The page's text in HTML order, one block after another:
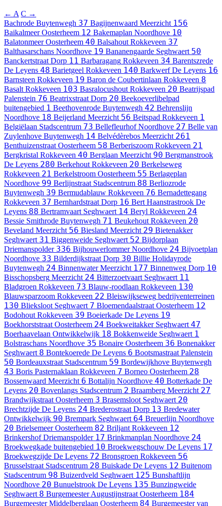
← A C →
Bachrode Buytenwegh 37 Bagijnenwaard Meerzicht 156
Baikalmeer Oosterheem 12 Bakemaplan Noordhove 10
Balatonmeer Oosterheem 40 Balsahout Rokkeveen 37
Balthasarschans Noordhove 19 Bananengaarde Seghwaert 50
Banckertstraat Dorp 11 Barbaragang Rokkeveen 34 Barentszrede
De Leyens 48 Barietgeel Rokkeveen 140 Barkwerf De Leyens 16
Barnsteen Rokkeveen 19 Baron de Coubertinlaan Rokkeveen 8
Basalt Rokkeveen 103 Basralocushout Rokkeveen 20 Beatrijspad
Palenstein 76 Beatrixstraat Dorp 20 Beekoeverlibelpad
buitengebied 1 Beethovenrode Buytenwegh 42 Behrenslijn
Noordhove 18 Beijerland Meerzicht 56 Beitspad Rokkeveen 1
Belgiëlaan Stadscentrum 73 Bellefleurhof Noordhove 27 Belle van
Zuylenhove Buytenwegh 14 Belvédèrebos Meerzicht 261
Benthuizenstraat Oosterheem 58 Berberiszoom Rokkeveen 21
Bergkristal Rokkeveen 40 Berglaan Meerzicht 90 Bergmanstrook
De Leyens 280 Berkehout Rokkeveen 20 Berkelseweg
Rokkeveen 21 Berkelstroom Oosterheem 55 Berlageplan
Noordhove 99 Berlijnstraat Stadscentrum 88 Berliozrode
Buytenwegh 39 Bermudablauw Rokkeveen 76 Bernadettegang
Rokkeveen 37 Bernhardstraat Dorp 16 Bert Haanstrastrook De
Leyens 88 Bertramvaart Seghwaert 14 Beryl Rokkeveen 24
Bessie Smithrode Buytenwegh 71 Beukehout Rokkeveen 20
Beveland Meerzicht 56 Biesland Meerzicht 29 Bietenakker
Seghwaert 31 Biggenweide Seghwaert 52 Bijdorplaan
Driemanspolder 336 Bijhouwerlommer Noordhove 24 Bijvoetplan
Noordhove 33 Bilderdijkstraat Dorp 30 Billie Holidayrode
Buytenwegh 24 Binnenwater Meerzicht 177 Binnenweg Dorp 10
Bisschopsberg Meerzicht 24 Bitterzoetvaart Seghwaert 11
Bladgroen Rokkeveen 73 Blauw-roodlaan Rokkeveen 130
Blauwsparzoom Rokkeveen 22 Bleiswijkseweg bedrijventerreinen
130 Blieksloot Seghwaert 7 Bloemendaalstraat Oosterheem 12
Bodohout Rokkeveen 39 Boeierkade De Leyens 19
Boekhorststraat Oosterheem 24 Boekweitakker Seghwaert 47
Boerhaavelaan Ontwikkelwijk 18 Bokkenweide Seghwaert 1
Bolstraschans Noordhove 35 Bonaire Oosterheem 36 Bonenakker
Seghwaert 8 Bontekoerede De Leyens 6 Bootsmastraat Palenstein
50 Bordeauxstraat Stadscentrum 59 Bordewijkhove Buytenwegh
43 Boris Pasternaklaan Rokkeveen 7 Borneo Oosterheem 28
Bossenwaard Meerzicht 6 Bottalijn Noordhove 40 Botterkade De
Leyens 20 Bovenlangs Stadscentrum 2 Braamberg Meerzicht 27
Brandwijkstraat Oosterheem 3 Brasemsloot Seghwaert 20
Brechtzijde De Leyens 24 Brederostraat Dorp 13 Bredewater
Ontwikkelwijk 90 Brempark Seghwaert 64 Breuerlijn Noordhove
20 Brielsemeer Oosterheem 82 Briljant Rokkeveen 12
Brinkershof Driemanspolder 17 Brinkmanplan Noordhove 24
Broekwegkade buitengebied 10 Broekwegschouw De Leyens 17
Broekwegzijde De Leyens 72 Bronsgroen Rokkeveen 56
Brusselstraat Stadscentrum 28 Buiskade De Leyens 12 Buitenom
Stadscentrum 98 Buizerdveld Seghwaert 125 Bunshaftlijn
Noordhove 20 Bunuelstrook De Leyens 135 Bunzingweide
Seghwaert 8 Burgemeester Augustijnstraat Oosterheem 184
Burgemeester Middelberglaan Oosterheem 84 Burgemeester van